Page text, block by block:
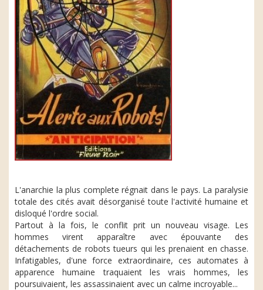
L'anarchie la plus complete régnait dans le pays. La paralysie
totale des cités avait désorganisé toute l'activité humaine et
disloqué l'ordre social.
Partout à la fois, le conflit prit un nouveau visage. Les
hommes virent apparaître avec épouvante des
détachements de robots tueurs qui les prenaient en chasse.
Infatigables, d'une force extraordinaire, ces automates à
apparence humaine traquaient les vrais hommes, les
poursuivaient, les assassinaient avec un calme incroyable...